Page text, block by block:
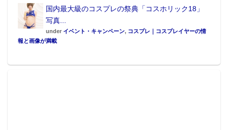
国内最大級のコスプレの祭典「コスホリック18」
写真...
under イベント・キャンペーン, コスプレ｜コスプレイヤーの情
報と画像が満載